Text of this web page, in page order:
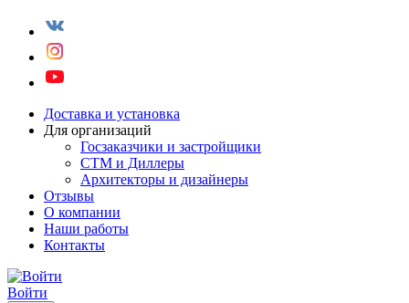
Доставка и установка
Для организаций
Госзаказчики и застройщики
СТМ и Диллеры
Архитекторы и дизайнеры
Отзывы
О компании
Наши работы
Контакты
Войти